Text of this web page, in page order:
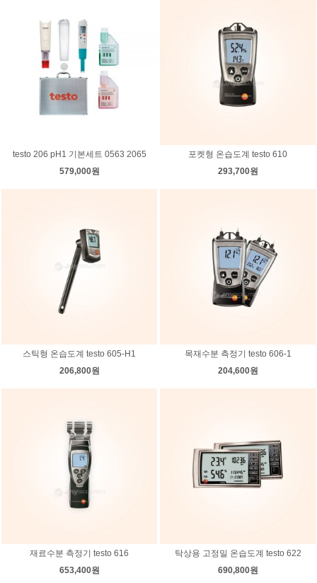
testo 206 pH1 기본세트 0563 2065
579,000원
포켓형 온습도계 testo 610
293,700원
스틱형 온습도계 testo 605-H1
206,800원
목재수분 측정기 testo 606-1
204,600원
재료수분 측정기 testo 616
653,400원
탁상용 고정밀 온습도계 testo 622
690,800원